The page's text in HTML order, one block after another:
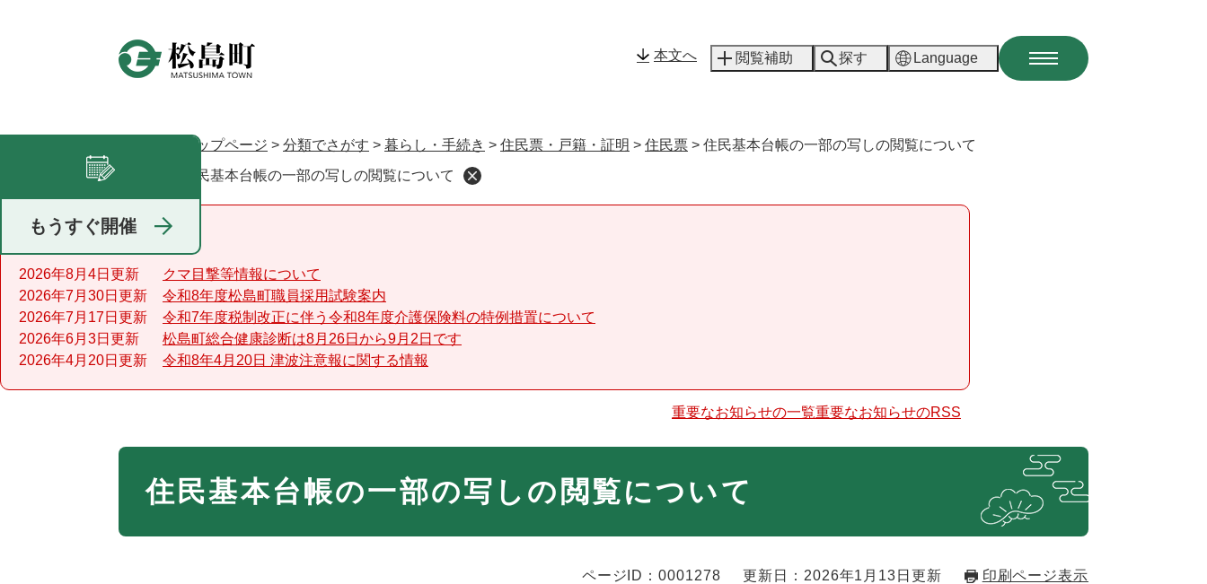
で
本文へ 閲覧補助 探す Language
トップページ > 分類でさがす > 暮らし・手続き > 住民票・戸籍・証明 > 住民票 > 住民基本台帳の一部の写しの閲覧について
住民基本台帳の一部の写しの閲覧について
重要なお知らせ
2026年8月4日更新
クマ目撃等情報について
2026年7月30日更新
令和8年度松島町職員採用試験案内
2026年7月17日更新
令和7年度税制改正に伴う令和8年度介護保険料の特例措置について
2026年6月3日更新
松島町総合健康診断は8月26日から9月2日です
2026年4月20日更新
令和8年4月20日 津波注意報に関する情報
重要なお知らせの一覧重要なお知らせのRSS
住民基本台帳の一部の写しの閲覧について
ページID：0001278 更新日：2026年1月13日更新 印刷ページ表示
もうすぐ開催